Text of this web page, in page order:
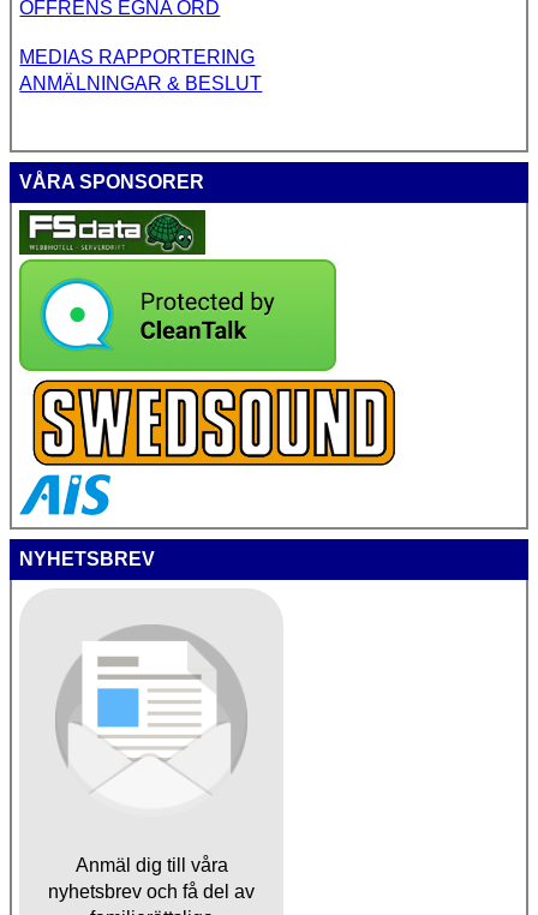
OFFRENS EGNA ORD
MEDIAS RAPPORTERING
ANMÄLNINGAR & BESLUT
VÅRA SPONSORER
NYHETSBREV
Anmäl dig till våra
nyhetsbrev och få del av